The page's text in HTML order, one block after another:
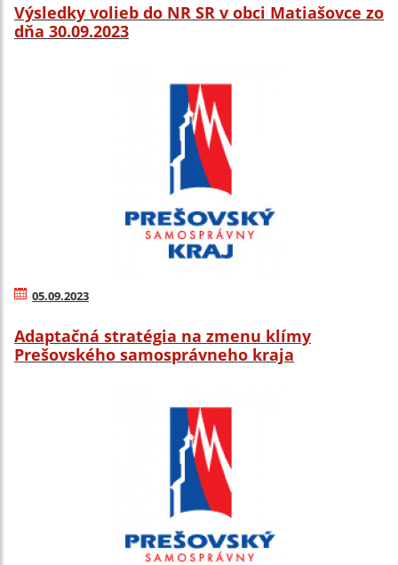
Výsledky volieb do NR SR v obci Matiašovce zo
dňa 30.09.2023
05.09.2023
Adaptačná stratégia na zmenu klímy
Prešovského samosprávneho kraja